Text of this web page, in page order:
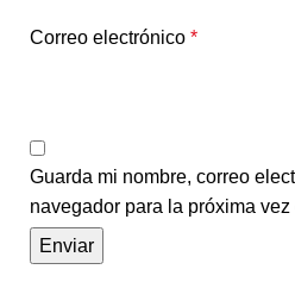
Correo electrónico *
Guarda mi nombre, correo
navegador para la próxima vez